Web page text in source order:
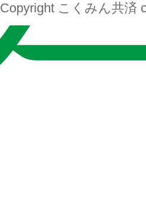
Copyright こくみん共済